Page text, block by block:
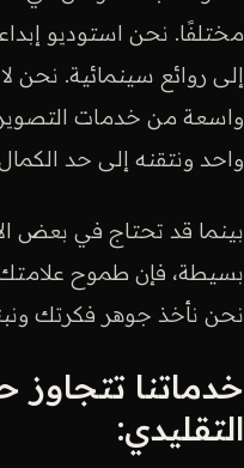
مختلفًا. نحن استوديو
إلى روائع سينمائية. نحن
واسعة من خدمات التصوير
واحد ونتقنه إلى حد
بينما قد تحتاج في بعض
بسيطة، فإن طموح علامتك
نحن نأخذ جوهر فكرتك
خدماتنا تتجاوز
التقليدي: